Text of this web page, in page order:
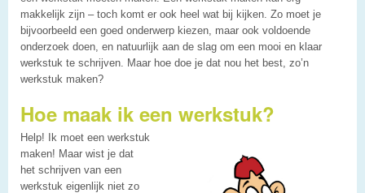
makkelijk zijn – toch komt er ook heel wat bij kijken. Zo moet je
bijvoorbeeld een goed onderwerp kiezen, maar ook voldoende
onderzoek doen, en natuurlijk aan de slag om een mooi en klaar
werkstuk te schrijven. Maar hoe doe je dat nou het best, zo’n
werkstuk maken?
Hoe maak ik een werkstuk?
Help! Ik moet een werkstuk
maken! Maar wist je dat
het schrijven van een
werkstuk eigenlijk niet zo